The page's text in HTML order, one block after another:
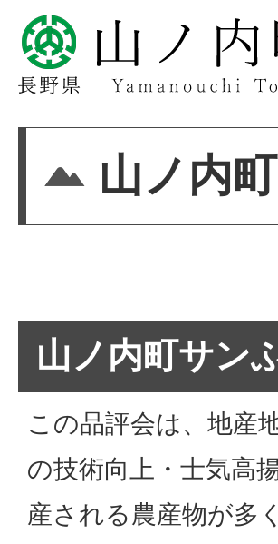
山ノ内
山ノ内町サン
この品評会は、地産
の技術向上・士気高
産される農産物が多